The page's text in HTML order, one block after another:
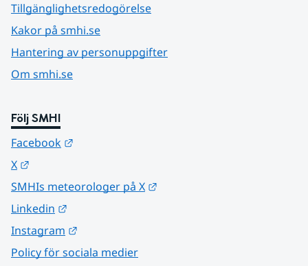
Tillgänglighetsredogörelse
Kakor på smhi.se
Hantering av personuppgifter
Om smhi.se
Följ SMHI
Facebook
X
SMHIs meteorologer på X
Linkedin
Instagram
Policy för sociala medier